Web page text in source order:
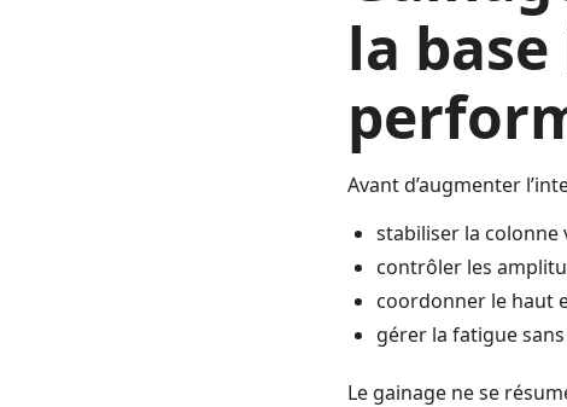
la
Avant d’augmenter
stabiliser la colonne
contrôler les
coordonner le haut
gérer la fatigue
Le gainage ne se